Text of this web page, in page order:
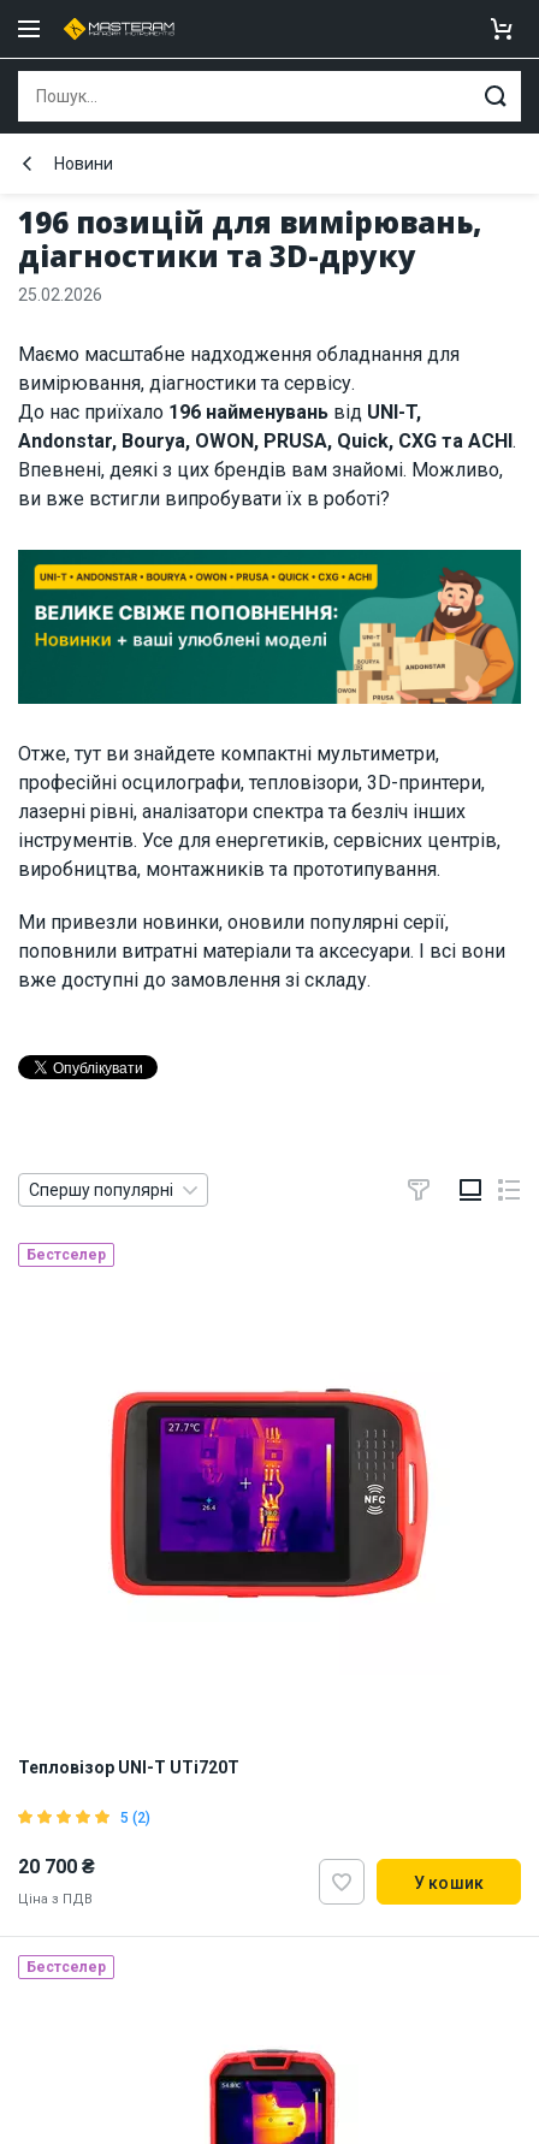
196 позицій для вимірювань,
діагностики та 3D-друку
Новини
25.02.2026
Маємо масштабне надходження обладнання для
вимірювання, діагностики та сервісу.
До нас приїхало 196 найменувань від UNI-T,
Andonstar, Bourya, OWON, PRUSA, Quick, CXG та ACHI.
Впевнені, деякі з цих брендів вам знайомі. Можливо,
ви вже встигли випробувати їх в роботі?
Отже, тут ви знайдете компактні мультиметри,
професійні осцилографи, тепловізори, 3D-принтери,
лазерні рівні, аналізатори спектра та безліч інших
інструментів. Усе для енергетиків, сервісних центрів,
виробництва, монтажників та прототипування.
Ми привезли новинки, оновили популярні серії,
поповнили витратні матеріали та аксесуари. І всі вони
вже доступні до замовлення зі складу.
Спершу популярні
Бестселер
Тепловізор UNI-T UTi720T
5 (2)
20 700 ₴
Ціна з ПДВ
У кошик
Бестселер